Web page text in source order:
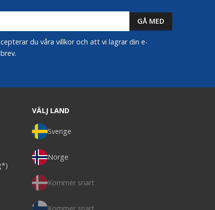
du våra villkor och att vi lagrar din e-
VÄLJ LAND
Sverige
Norge
Kommer snart